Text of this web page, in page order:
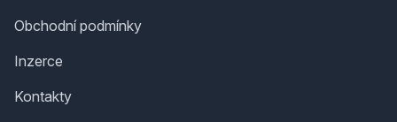
Obchodní podmínky
Inzerce
Kontakty